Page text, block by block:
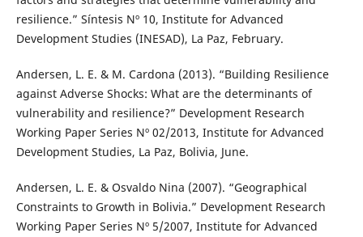
resilience.” Síntesis Nº 10, Institute for Advanced
Development Studies (INESAD), La Paz, February.
Andersen, L. E. & M. Cardona (2013). “Building Resilience
against Adverse Shocks: What are the determinants of
vulnerability and resilience?” Development Research
Working Paper Series Nº 02/2013, Institute for Advanced
Development Studies, La Paz, Bolivia, June.
Andersen, L. E. & Osvaldo Nina (2007). “Geographical
Constraints to Growth in Bolivia.” Development Research
Working Paper Series Nº 5/2007, Institute for Advanced